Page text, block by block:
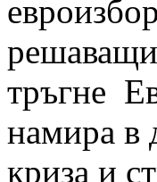
решаващи
тръгне
намира в
криза и